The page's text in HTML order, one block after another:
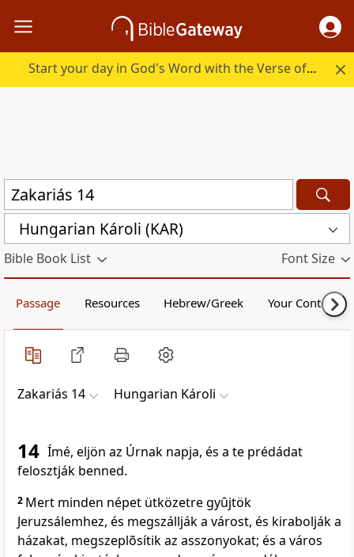
Start your day in God's Word with the Verse of the Day.
Hungarian Károli (KAR)
Bible Book List Font Size
Passage Resources Hebrew/Greek Your Content
Zakariás 14 Hungarian Károli
14 Ímé, eljön az Úrnak napja, és a te prédádat
felosztják benned.
2 Mert minden népet ütközetre gyûjtök
Jeruzsálemhez, és megszállják a várost, és kirabolják a
házakat, megszeplõsítik az asszonyokat; és a város